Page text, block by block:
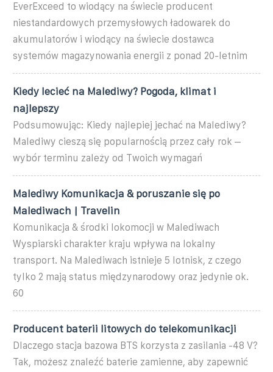
EverExceed to wiodący na świecie producent
niestandardowych przemysłowych ładowarek do
akumulatorów i wiodący na świecie dostawca
systemów magazynowania energii z ponad 20-letnim
Kiedy lecieć na Malediwy? Pogoda, klimat i
najlepszy
Podsumowując: Kiedy najlepiej jechać na Malediwy?
Malediwy cieszą się popularnością przez cały rok –
wybór terminu zależy od Twoich wymagań
Malediwy Komunikacja & poruszanie się po
Malediwach | Travelin
Komunikacja & środki lokomocji w Malediwach
Wyspiarski charakter kraju wpływa na lokalny
transport. Na Malediwach istnieje 5 lotnisk, z czego
tylko 2 mają status międzynarodowy oraz jedynie ok.
60
Producent baterii litowych do telekomunikacji
Dlaczego stacja bazowa BTS korzysta z zasilania -48 V?
Tak, możesz znaleźć baterie zamienne, aby zapewnić